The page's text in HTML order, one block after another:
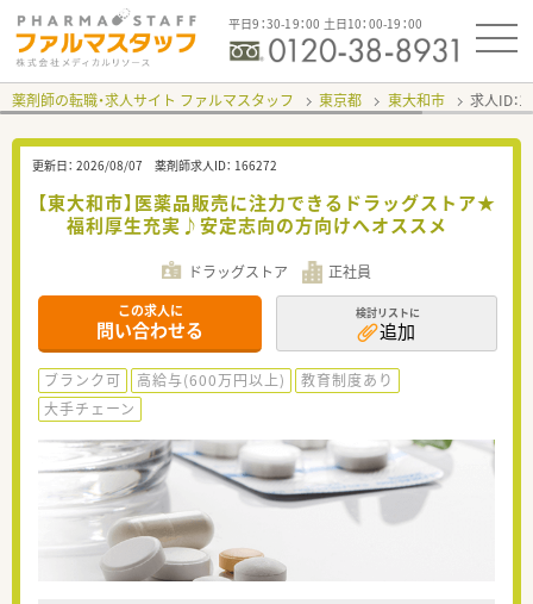
平日9：30-19：00 土日10：00-19：00
薬剤師の転職・求人サイト ファルマスタッフ 東京都 東大和市 求人ID：
更新日： 2026/08/07 薬剤師求人ID： 166272
【東大和市】医薬品販売に注力できるドラッグストア★
福利厚生充実♪安定志向の方向けへオススメ
ドラッグストア 正社員
この求人に
問い合わせる
検討リストに
追加
ブランク可 高給与(600万円以上)
教育制度あり
大手チェーン